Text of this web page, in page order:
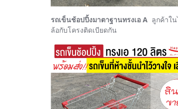
รถเข็นช้อปปิ้งมาตาฐานทรงเอ A ลูกค้าใ
ล้อกับโครงติดเบียดกัน